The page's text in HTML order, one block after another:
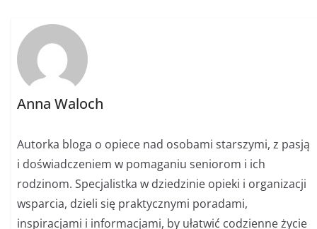
Anna Waloch
Autorka bloga o opiece nad osobami starszymi, z pasją
i doświadczeniem w pomaganiu seniorom i ich
rodzinom. Specjalistka w dziedzinie opieki i organizacji
wsparcia, dzieli się praktycznymi poradami,
inspiracjami i informacjami, by ułatwić codzienne życie